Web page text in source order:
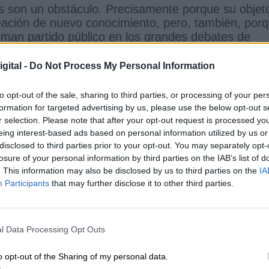
- Do Not Process My Personal Information
opt-out of the sale, sharing to third parties, or processing of your
for targeted advertising by us, please use the below opt-out
selection. Please note that after your opt-out request is processed
interest-based ads based on personal information utilized by us
to third parties prior to your opt-out. You may separately
of your personal information by third parties on the IAB’s list of
This information may also be disclosed by us to third parties on the
Participants that may further disclose it to other third parties.
Data Processing Opt Outs
opt-out of the Sharing of my personal data.
son un obstáculo. Precisamente porque su
de nuevo conocimiento, pero, también,
partido público en los grandes debates de
climático, las vacunas, el fenómeno migratorio
asociados a la universidad pública son
como ascensor social, fomentar el
criterio propio. Todo ello entorpece la
de las personas para hacerles votar a favor
contra las universidades públicas madrileñas
se argumenta esta afirmación— va mucho
privadas. Se trata de promover un
el que se eliminen las instituciones de
por entidades privadas que persigan el
Iglesia Católica o el simple ánimo de lucro. En
de conocimiento científico.